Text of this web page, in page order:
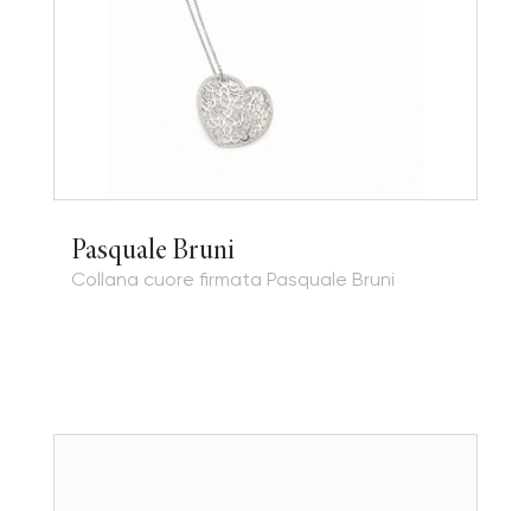
Pasquale Bruni
Collana cuore firmata Pasquale Bruni